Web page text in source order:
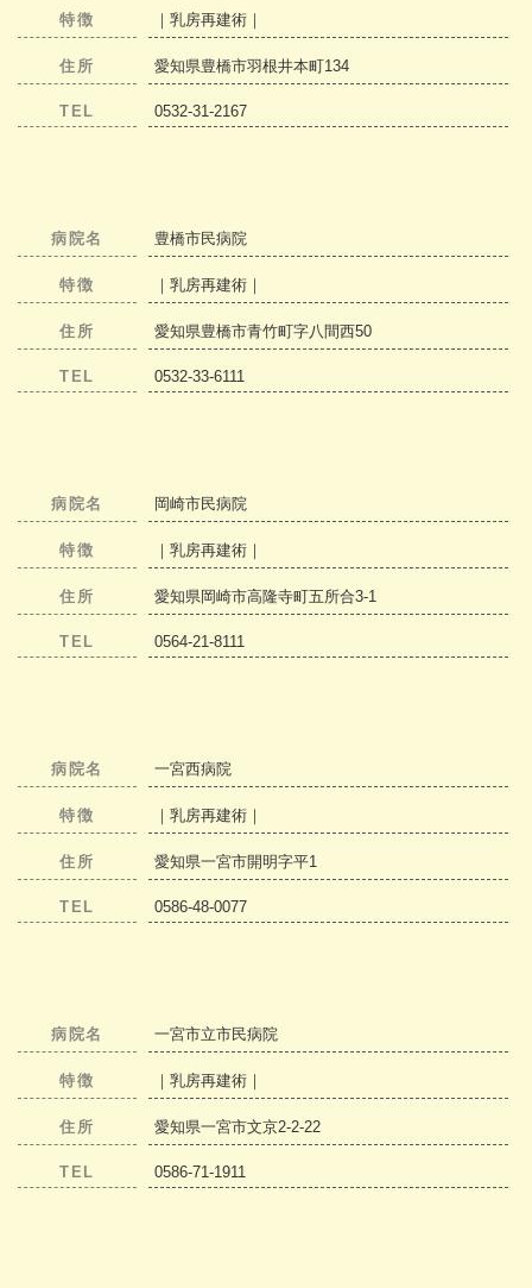
特徴 ｜乳房再建術｜
住所 愛知県豊橋市羽根井本町134
TEL 0532-31-2167
病院名 豊橋市民病院
特徴 ｜乳房再建術｜
住所 愛知県豊橋市青竹町字八間西50
TEL 0532-33-6111
病院名 岡崎市民病院
特徴 ｜乳房再建術｜
住所 愛知県岡崎市高隆寺町五所合3-1
TEL 0564-21-8111
病院名 一宮西病院
特徴 ｜乳房再建術｜
住所 愛知県一宮市開明字平1
TEL 0586-48-0077
病院名 一宮市立市民病院
特徴 ｜乳房再建術｜
住所 愛知県一宮市文京2-2-22
TEL 0586-71-1911